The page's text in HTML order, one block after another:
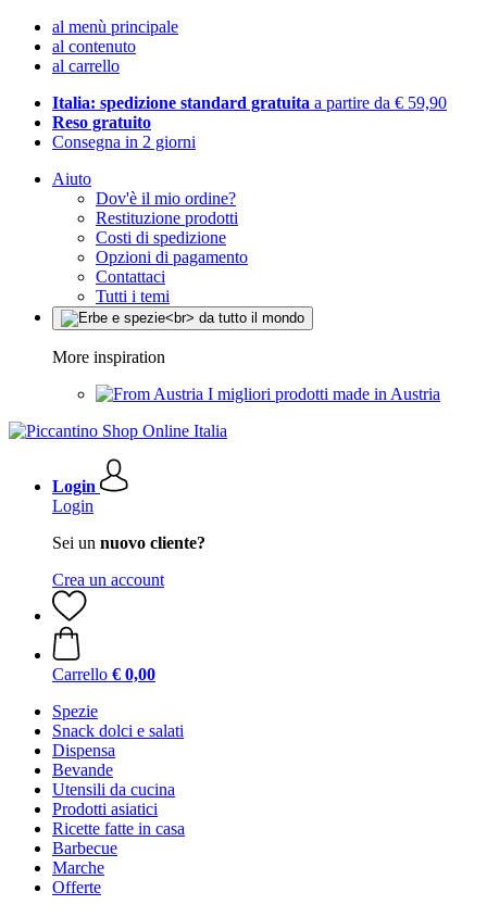
al menù principale
al contenuto
al carrello
Italia: spedizione standard gratuita a partire da € 59,90
Reso gratuito
Consegna in 2 giorni
Aiuto
Dov'è il mio ordine?
Restituzione prodotti
Costi di spedizione
Opzioni di pagamento
Contattaci
Tutti i temi
More inspiration
I migliori prodotti made in Austria
Login
Login
Sei un nuovo cliente?
Crea un account
Carrello € 0,00
Spezie
Snack dolci e salati
Dispensa
Bevande
Utensili da cucina
Prodotti asiatici
Ricette fatte in casa
Barbecue
Marche
Offerte